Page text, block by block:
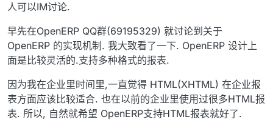
人可以IM讨论.
早先在OpenERP QQ群(69195329) 就讨论到关于
OpenERP 的实现机制. 我大致看了一下. OpenERP 设计上
面是比较灵活的.支持多种格式的报表.
因为我在企业里时间里,一直觉得 HTML(XHTML) 在企业报
表方面应该比较适合. 也在以前的企业里使用过很多HTML报
表. 所以, 自然就希望 OpenERP支持HTML报表就好了.